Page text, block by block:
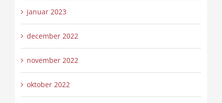
januar 2023
december 2022
november 2022
oktober 2022